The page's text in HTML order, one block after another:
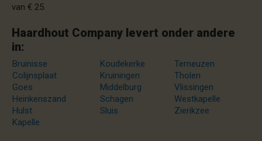
van € 25.
Haardhout Company levert onder andere
in:
Bruinisse Koudekerke
Terneuzen
Colijnsplaat
Kruiningen
Tholen
Goes
Middelburg
Vlissingen
Heinkenszand
Schagen
Westkapelle
Hulst
Sluis
Zierikzee
Kapelle